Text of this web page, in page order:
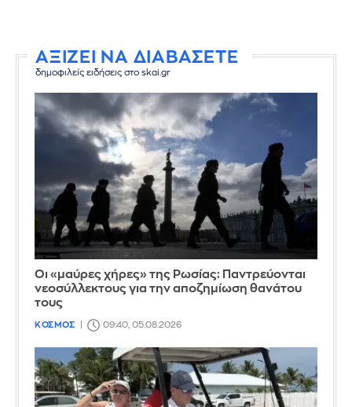
ΑΞΙΖΕΙ ΝΑ ΔΙΑΒΑΣΕΤΕ
δημοφιλείς ειδήσεις στο skai.gr
Οι «μαύρες χήρες» της Ρωσίας: Παντρεύονται
νεοσύλλεκτους για την αποζημίωση θανάτου
τους
ΚΟΣΜΟΣ 09:40, 05.08.2026